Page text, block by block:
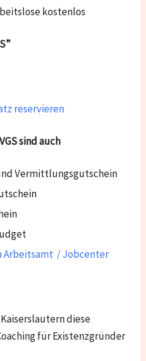
kostenlos
reservieren
sind auch
Vermittlungsgutschein
Arbeitsamt / Jobcenter
diese
für Existenzgründer